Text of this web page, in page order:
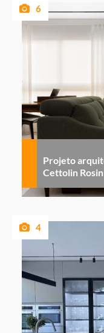
6
Projeto
Cettolin Rosin
4